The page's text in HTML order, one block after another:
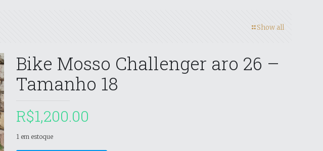
Show all
Bike Mosso Challenger aro 26 –
Tamanho 18
R$1,200.00
1 em estoque